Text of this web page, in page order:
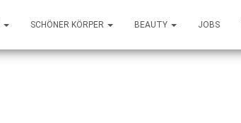
SCHÖNER KÖRPER BEAUTY JOBS